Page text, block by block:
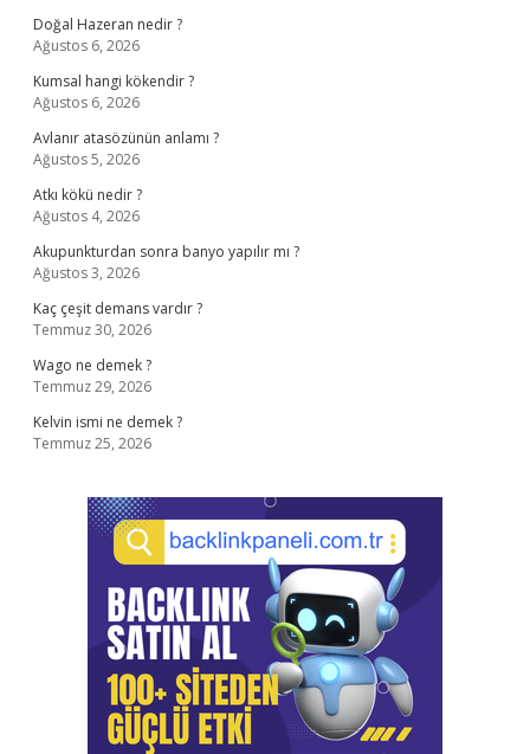
Doğal Hazeran nedir ?
Ağustos 6, 2026
Kumsal hangi kökendir ?
Ağustos 6, 2026
Avlanır atasözünün anlamı ?
Ağustos 5, 2026
Atkı kökü nedir ?
Ağustos 4, 2026
Akupunkturdan sonra banyo yapılır mı ?
Ağustos 3, 2026
Kaç çeşit demans vardır ?
Temmuz 30, 2026
Wago ne demek ?
Temmuz 29, 2026
Kelvin ismi ne demek ?
Temmuz 25, 2026